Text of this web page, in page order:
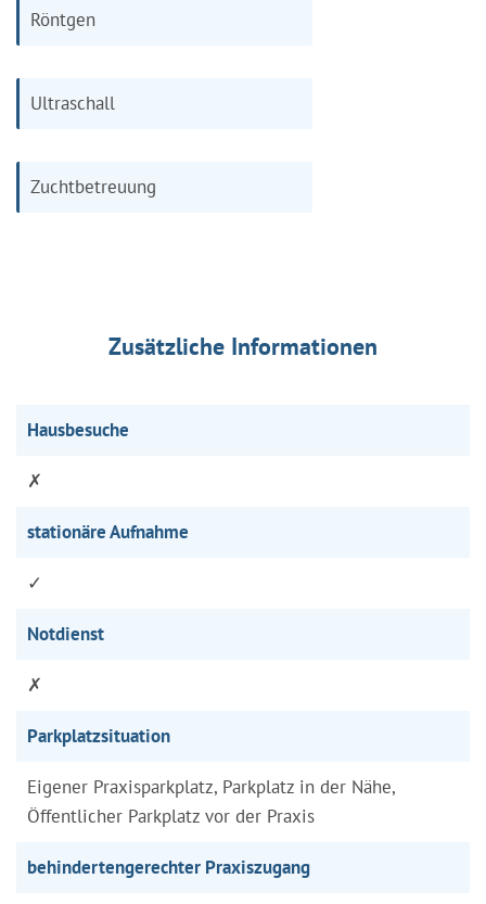
Röntgen
Ultraschall
Zuchtbetreuung
Zusätzliche Informationen
Hausbesuche
✗
stationäre Aufnahme
✓
Notdienst
✗
Parkplatzsituation
Eigener Praxisparkplatz, Parkplatz in der Nähe,
Öffentlicher Parkplatz vor der Praxis
behindertengerechter Praxiszugang